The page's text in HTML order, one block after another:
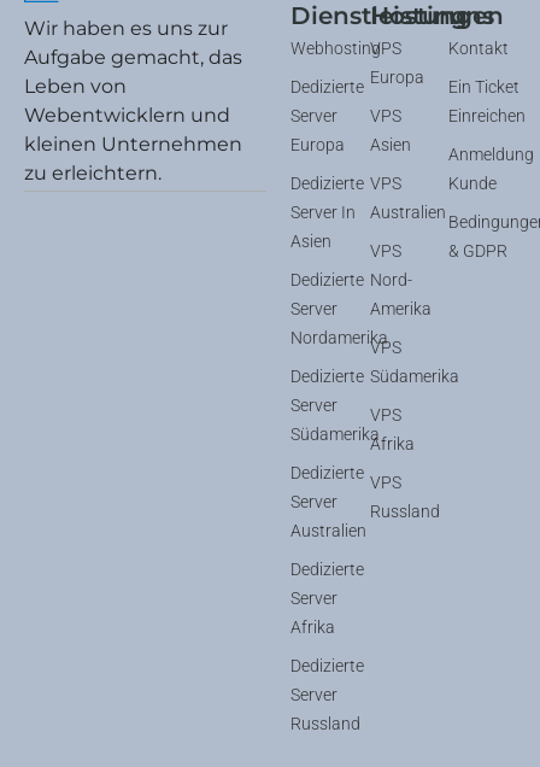
Wir haben es uns zur
Aufgabe gemacht, das
Leben von
Webentwicklern und
kleinen Unternehmen
zu erleichtern.
Dienstleistungen
Webhosting
Dedizierte
Server
Europa
Dedizierte
Server In
Asien
Dedizierte
Server
Nordamerika
Dedizierte
Server
Südamerika
Dedizierte
Server
Australien
Dedizierte
Server
Afrika
Dedizierte
Server
Russland
Hosting
VPS
Europa
VPS
Asien
VPS
Australien
VPS
Nord-
Amerika
VPS
Südamerika
VPS
Afrika
VPS
Russland
uns
Kontakt
Ein Ticket
Einreichen
Anmeldung
Kunde
& GDPR